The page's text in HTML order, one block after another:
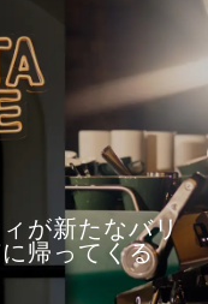
が新たなバリ
帰ってくる